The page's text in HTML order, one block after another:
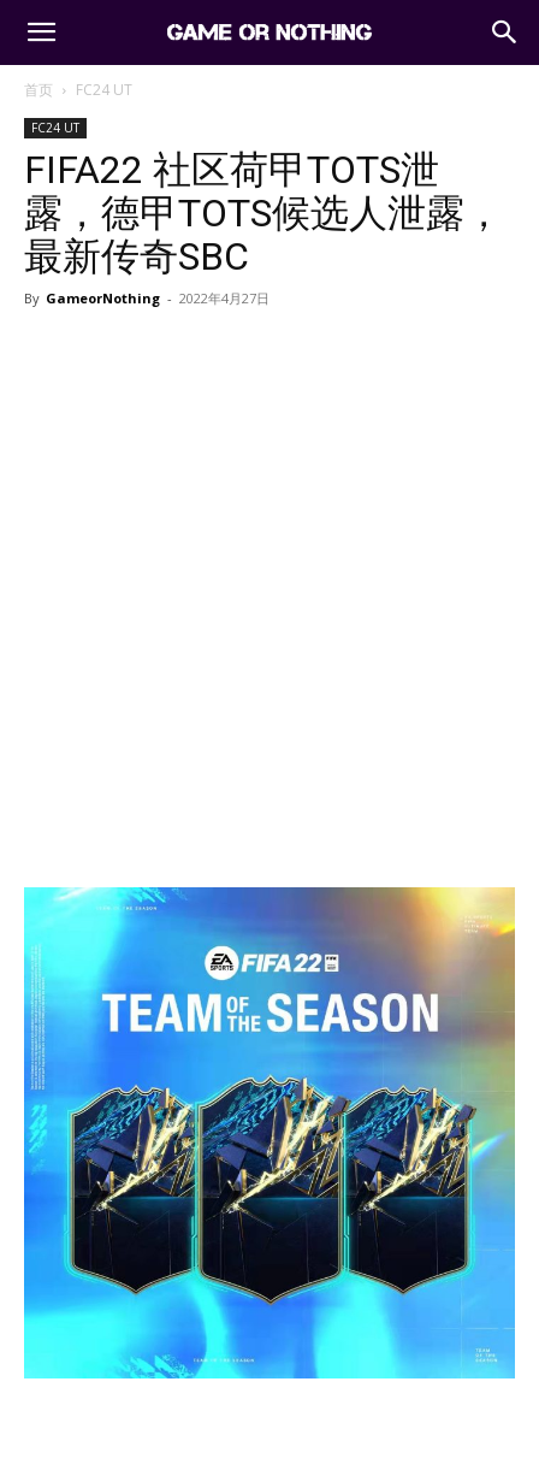
首页 FC24 UT
FC24 UT
FIFA22 社区荷甲TOTS泄
露，德甲TOTS候选人泄露，
最新传奇SBC
By GameorNothing - 2022年4月27日